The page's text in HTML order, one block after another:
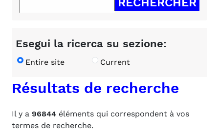
Esegui la ricerca su sezione:
Entire site Current
Résultats de recherche
Il y a 96844 éléments qui correspondent à vos
termes de recherche.